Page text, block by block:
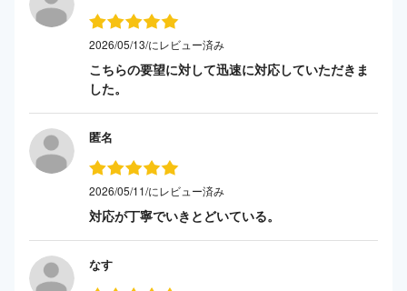
2026/05/13/にレビュー済み
こちらの要望に対して迅速に対応していただきま
した。
匿名
2026/05/11/にレビュー済み
対応が丁寧でいきとどいている。
なす